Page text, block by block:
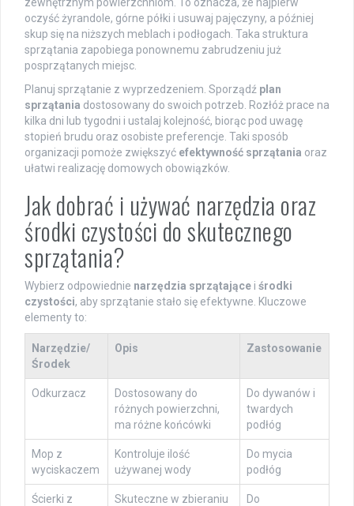
oczyść żyrandole, górne półki i usuwaj pajęczyny, a później
skup się na niższych meblach i podłogach. Taka struktura
sprzątania zapobiega ponownemu zabrudzeniu już
posprzątanych miejsc.
Planuj sprzątanie z wyprzedzeniem. Sporządź plan
sprzątania dostosowany do swoich potrzeb. Rozłóż prace na
kilka dni lub tygodni i ustalaj kolejność, biorąc pod uwagę
stopień brudu oraz osobiste preferencje. Taki sposób
organizacji pomoże zwiększyć efektywność sprzątania oraz
ułatwi realizację domowych obowiązków.
Jak dobrać i używać narzędzia oraz
środki czystości do skutecznego
sprzątania?
Wybierz odpowiednie narzędzia sprzątające i środki
czystości, aby sprzątanie stało się efektywne. Kluczowe
elementy to:
Narzędzie/
Środek
Opis Zastosowanie
Odkurzacz
Dostosowany do
różnych powierzchni,
ma różne końcówki
Do dywanów i
twardych
podłóg
Mop z
wyciskaczem
Kontroluje ilość
używanej wody
Do mycia
podłóg
Ścierki z
Skuteczne w zbieraniu
Do